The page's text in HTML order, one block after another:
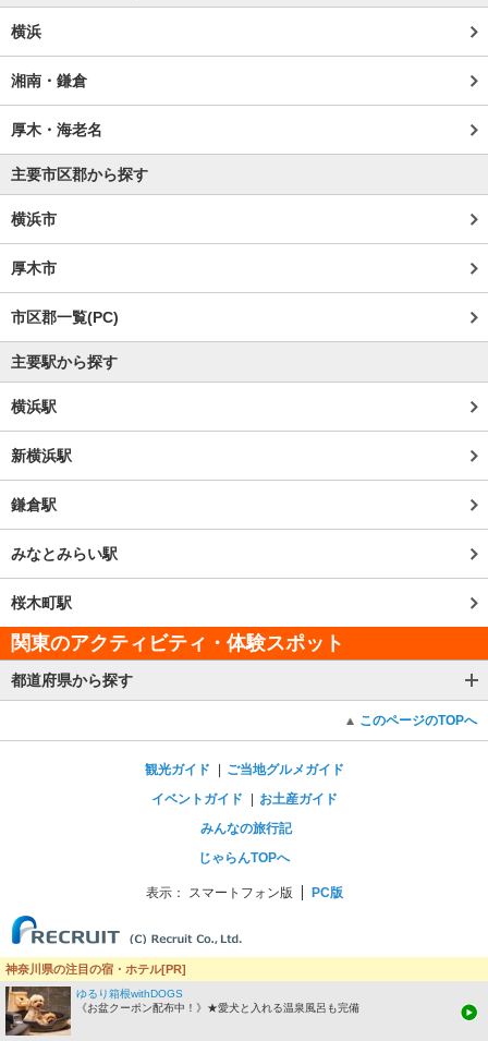
横浜
湘南・鎌倉
厚木・海老名
主要市区郡から探す
横浜市
厚木市
市区郡一覧(PC)
主要駅から探す
横浜駅
新横浜駅
鎌倉駅
みなとみらい駅
桜木町駅
関東のアクティビティ・体験スポット
都道府県から探す
このページのTOPへ
観光ガイド
ご当地グルメガイド
イベントガイド
お土産ガイド
みんなの旅行記
じゃらんTOPへ
表示： スマートフォン版 PC版
神奈川県の注目の宿・ホテル[PR]
ゆるり箱根withDOGS
《お盆クーポン配布中！》★愛犬と入れる温泉風呂も完備